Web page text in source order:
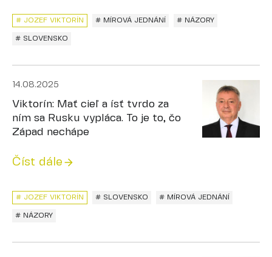
# MÍROVÁ JEDNÁNÍ # NÁZORY
# JOZEF VIKTORÍN
# SLOVENSKO
14.08.2025
Viktorín: Mať cieľ a ísť tvrdo za
ním sa Rusku vypláca. To je to, čo
Západ nechápe
Číst dále
# JOZEF VIKTORÍN # SLOVENSKO # MÍROVÁ JEDNÁNÍ
# NÁZORY